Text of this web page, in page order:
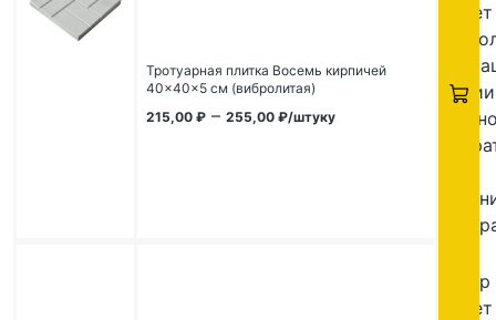
Тротуарная плитка Восемь кирпичей
40×40×5 см (вибролитая)
215,00₽ –255,00₽/штуку
имеет
Опции
товар
имеет